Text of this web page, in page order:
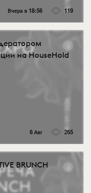
Вчера в 18:56 119
на HouseHold
6 Авг 265
BRUNCH